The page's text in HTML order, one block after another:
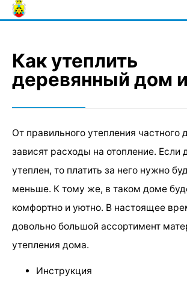
Skip
to
Как утеплить
деревянный дом
От правильного утепления
зависят расходы на отопление.
утеплен, то платить за него нужно
меньше. К тому же, в таком доме
комфортно и уютно. В настоящее
довольно большой ассортимент
утепления дома.
Инструкция